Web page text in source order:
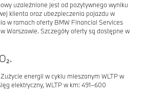
uzależnione jest od pozytywnego wyniku
klienta oraz ubezpieczenia pojazdu w
w ramach oferty BMW Financial Services
Warszawie. Szczegóły oferty są dostępne w
Zużycie energii w cyklu mieszanym WLTP w
elektryczny, WLTP w km: 491–600